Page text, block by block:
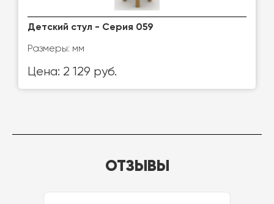
Детский стул - Серия 059
Размеры: мм
Цена: 2 129 руб.
ОТЗЫВЫ